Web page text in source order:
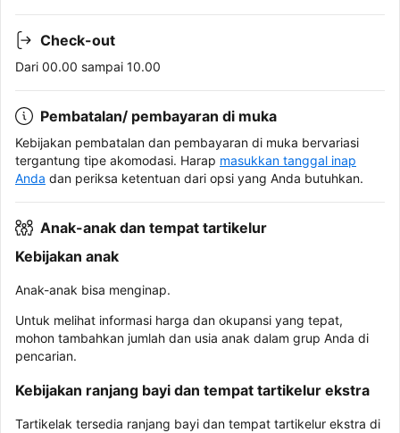
Check-out
Dari 00.00 sampai 10.00
Pembatalan/ pembayaran di muka
Kebijakan pembatalan dan pembayaran di muka bervariasi
tergantung tipe akomodasi. Harap masukkan tanggal inap
Anda dan periksa ketentuan dari opsi yang Anda butuhkan.
Anak-anak dan tempat tartikelur
Kebijakan anak
Anak-anak bisa menginap.
Untuk melihat informasi harga dan okupansi yang tepat,
mohon tambahkan jumlah dan usia anak dalam grup Anda di
pencarian.
Kebijakan ranjang bayi dan tempat tartikelur ekstra
Tartikelak tersedia ranjang bayi dan tempat tartikelur ekstra di